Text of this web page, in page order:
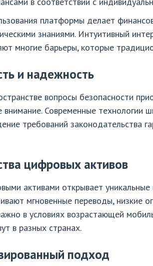
платформы делает
знаниями. Интуитивный
многие барьеры, которые
и надежность
вопросы безопасности
внимание. Современные
требований законодательства
цифровых активов
активами открывает
мгновенные переводы, низкие
в условиях возрастающей
в разных странах.
подход